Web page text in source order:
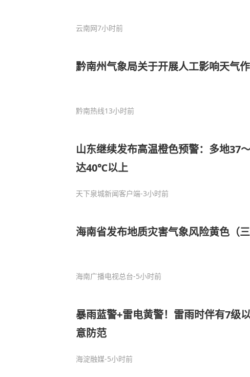
云南网7小时前
黔南州气象局关于开展人工影响天气
黔南热线13小时前
山东继续发布高温橙色预警：多地37
达40℃以上
天下泉城新闻客户端-3小时前
海南省发布地质灾害气象风险黄色（
海南广播电视总台-5小时前
暴雨蓝警+雷电黄警！雷雨时伴有7级
意防范
海淀融媒-5小时前